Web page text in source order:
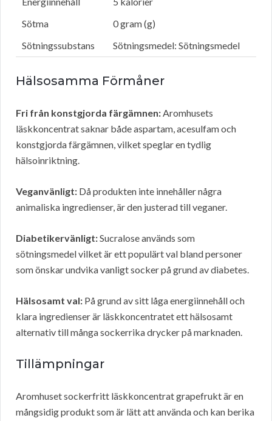
Sötma
0 gram (g)
Sötningssubstans
Sötningsmedel: Sötningsmedel
Hälsosamma Förmåner
Fri från konstgjorda färgämnen:Aromhusets
läskkoncentrat saknar både aspartam, acesulfam och
konstgjorda färgämnen, vilket speglar en tydlig
hälsoinriktning.
Veganvänligt: Då produkten inte innehåller några
animaliska ingredienser, är den justerad till veganer.
Diabetikervänligt:Sucralose används som
sötningsmedel vilket är ett populärt val bland personer
som önskar undvika vanligt socker på grund av diabetes.
Hälsosamt val: På grund av sitt låga energiinnehåll och
klara ingredienser är läskkoncentratet ett hälsosamt
alternativ till många sockerrika drycker på marknaden.
Tillämpningar
Aromhuset sockerfritt läskkoncentrat grapefrukt är en
mångsidig produkt som är lätt att använda och kan berika